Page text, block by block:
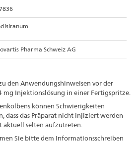
Pharma Schweiz AG
den Anwendungshinweisen vor der
mg Injektionslösung in einer Fertigspritze.
können Schwierigkeiten
dass das Präparat nicht injiziert werden
aktuell selten aufzutreten.
Sie bitte dem Informationsschreiben